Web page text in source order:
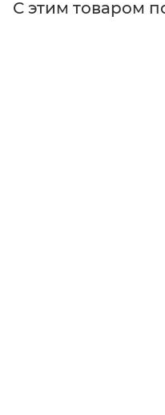
С этим товаром